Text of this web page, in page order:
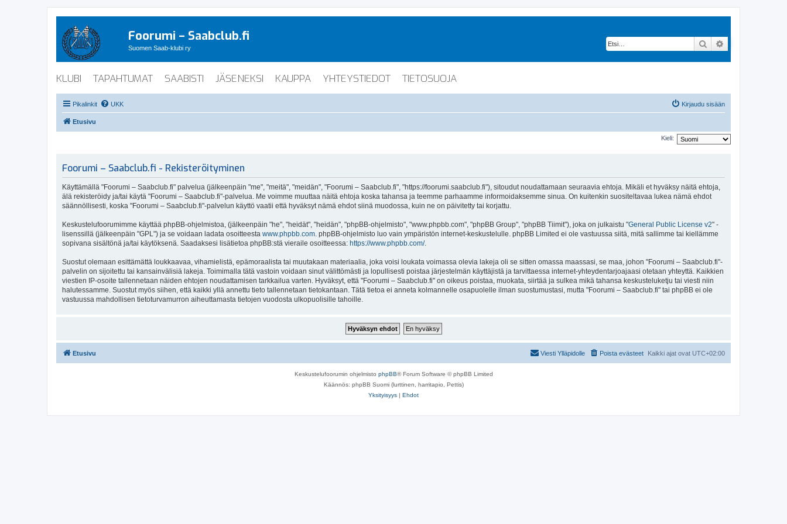
Foorumi – Saabclub.fi
Suomen Saab-klubi ry Etsi
KLUBI TAPAHTUMAT SAABISTI JÄSENEKSI KAUPPA YHTEYSTIEDOT TIETOSUOJA
Pikalinkit UKK Kirjaudu sisään
Etusivu
Kieli:
Foorumi – Saabclub.fi - Rekisteröityminen
Käyttämällä "Foorumi – Saabclub.fi" palvelua (jälkeenpäin "me", "meitä", "meidän", "Foorumi – Saabclub.fi", "https://foorumi.saabclub.fi"), sitoudut noudattamaan seuraavia ehtoja. Mikäli et hyväksy näitä ehtoja,
älä rekisteröidy ja/tai käytä "Foorumi – Saabclub.fi"-palvelua. Me voimme muuttaa näitä ehtoja koska tahansa ja teemme parhaamme informoidaksemme sinua. On kuitenkin suositeltavaa lukea nämä ehdot
säännöllisesti, koska "Foorumi – Saabclub.fi"-palvelun käyttö vaatii että hyväksyt nämä ehdot siinä muodossa, kuin ne on päivitetty tai korjattu.
Keskustelufoorumimme käyttää phpBB-ohjelmistoa, (jälkeenpäin "he", "heidät", "heidän", "phpBB-ohjelmisto", "www.phpbb.com", "phpBB Group", "phpBB Tiimit"), joka on julkaistu "General Public License v2" -
lisenssillä (jälkeenpäin "GPL") ja se voidaan ladata osoitteesta www.phpbb.com. phpBB-ohjelmisto luo vain ympäristön internet-keskustelulle. phpBB Limited ei ole vastuussa siitä, mitä sallimme tai kiellämme
sopivana sisältönä ja/tai käytöksenä. Saadaksesi lisätietoa phpBB:stä vieraile osoitteessa: https://www.phpbb.com/.
Suostut olemaan esittämättä loukkaavaa, vihamielistä, epämoraalista tai muutakaan materiaalia, joka voisi loukata voimassa olevia lakeja oli se sitten omassa maassasi, se maa, johon "Foorumi – Saabclub.fi"-
palvelin on sijoitettu tai kansainvälisiä lakeja. Toimimalla tätä vastoin voidaan sinut välittömästi ja lopullisesti poistaa järjestelmän käyttäjistä ja tarvittaessa internet-yhteydentarjoajaasi otetaan yhteyttä. Kaikkien
viestien IP-osoite tallennetaan näiden ehtojen noudattamisen tarkkailua varten. Hyväksyt, että "Foorumi – Saabclub.fi" on oikeus poistaa, muokata, siirtää ja sulkea mikä tahansa keskusteluketju tai viesti niin
halutessamme. Suostut myös siihen, että kaikki yllä annettu tieto tallennetaan tietokantaan. Tätä tietoa ei anneta kolmannelle osapuolelle ilman suostumustasi, mutta "Foorumi – Saabclub.fi" tai phpBB ei ole
vastuussa mahdollisen tietoturvamurron aiheuttamasta tietojen vuodosta ulkopuolisille tahoille.
Etusivu Kaikki ajat ovat UTC+02:00
Poista evästeet
Viesti Ylläpidolle
Keskustelufoorumin ohjelmisto phpBB® Forum Software © phpBB Limited
Käännös: phpBB Suomi (lurttinen, harritapio, Pettis)
Yksityisyys | Ehdot